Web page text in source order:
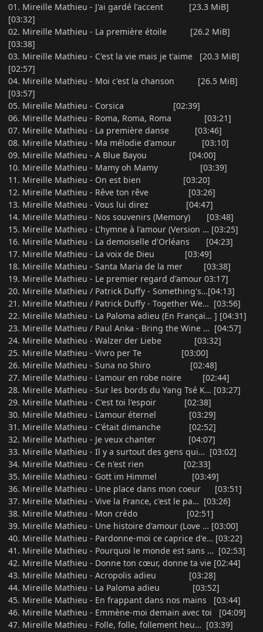
01. Mireille Mathieu - J'ai gardé l'accent [23.3 MiB]
[03:32]
02. Mireille Mathieu - La première étoile [26.2 MiB]
[03:38]
03. Mireille Mathieu - C'est la vie mais je t'aime [20.3 MiB]
[02:57]
04. Mireille Mathieu - Moi c'est la chanson [26.5 MiB]
[03:57]
05. Mireille Mathieu - Corsica [02:39]
06. Mireille Mathieu - Roma, Roma, Roma [03:21]
07. Mireille Mathieu - La première danse [03:46]
08. Mireille Mathieu - Ma mélodie d'amour [03:10]
09. Mireille Mathieu - A Blue Bayou [04:00]
10. Mireille Mathieu - Mamy oh Mamy [03:39]
11. Mireille Mathieu - On est bien [03:20]
12. Mireille Mathieu - Rêve ton rêve [03:26]
13. Mireille Mathieu - Vous lui direz [04:47]
14. Mireille Mathieu - Nos souvenirs (Memory) [03:48]
15. Mireille Mathieu - L'hymne à l'amour (Version … [03:25]
16. Mireille Mathieu - La demoiselle d'Orléans [04:23]
17. Mireille Mathieu - La voix de Dieu [03:49]
18. Mireille Mathieu - Santa Maria de la mer [03:38]
19. Mireille Mathieu - Le premier regard d'amour 03:17]
20. Mireille Mathieu / Patrick Duffy - Something's…[04:13]
21. Mireille Mathieu / Patrick Duffy - Together We… [03:56]
22. Mireille Mathieu - La Paloma adieu (En Françai… ] [04:31]
23. Mireille Mathieu / Paul Anka - Bring the Wine … [04:57]
24. Mireille Mathieu - Walzer der Liebe [03:32]
25. Mireille Mathieu - Vivro per Te [03:00]
26. Mireille Mathieu - Suna no Shiro [02:48]
27. Mireille Mathieu - L'amour en robe noire [02:44]
28. Mireille Mathieu - Sur les bords du Yang Tsé K… [03:27]
29. Mireille Mathieu - C'est toi l'espoir [02:38]
30. Mireille Mathieu - L'amour éternel [03:29]
31. Mireille Mathieu - C'était dimanche [02:52]
32. Mireille Mathieu - Je veux chanter [04:07]
33. Mireille Mathieu - Il y a surtout des gens qui… [03:02]
34. Mireille Mathieu - Ce n'est rien [02:33]
35. Mireille Mathieu - Gott im Himmel [03:49]
36. Mireille Mathieu - Une place dans mon coeur [03:51]
37. Mireille Mathieu - Vive la France, c'est le pa… [03:26]
38. Mireille Mathieu - Mon crédo [02:51]
39. Mireille Mathieu - Une histoire d'amour (Love … [03:00]
40. Mireille Mathieu - Pardonne-moi ce caprice d'e… [03:22]
41. Mireille Mathieu - Pourquoi le monde est sans … [02:53]
42. Mireille Mathieu - Donne ton cœur, donne ta vie [02:44]
43. Mireille Mathieu - Acropolis adieu [03:28]
44. Mireille Mathieu - La Paloma adieu [03:52]
45. Mireille Mathieu - En frappant dans nos mains [03:44]
46. Mireille Mathieu - Emmène-moi demain avec toi [04:09]
47. Mireille Mathieu - Folle, folle, follement heu… [03:39]